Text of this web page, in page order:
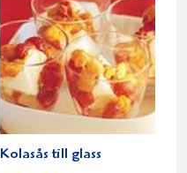
Kolasås till glass